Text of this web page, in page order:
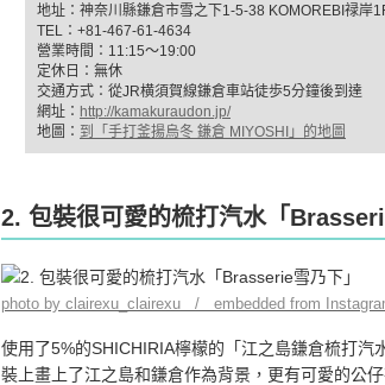
地址：神奈川縣鎌倉市雪之下1-5-38 KOMOREBI禄岸
TEL：+81-467-61-4634
營業時間：11:15～19:00
定休日：無休
交通方式：從JR横須賀線鎌倉車站徒歩5分鐘後到達
網址： http://kamakuraudon.jp/
地圖： 到「手打釜揚烏冬 鎌倉 MIYOSHI」的地圖
2. 包裝很可愛的梳打汽水「
photo by clairexu_clairexu / embedded from
使用了5%的SHICHIRIA檸檬的「江之島鎌倉梳打
裝上畫上了江之島和鎌倉作為背景，更有可愛的公